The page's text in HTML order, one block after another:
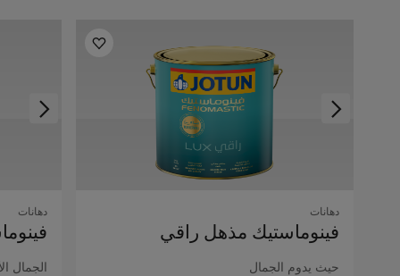
دهانات
فينوماستيك مذهل راقي
حيث يدوم الجمال
دهانات
الجمال